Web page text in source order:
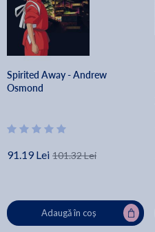
Spirited Away - Andrew
Osmond
91.19 Lei 101.32 Lei
Adaugă în coș